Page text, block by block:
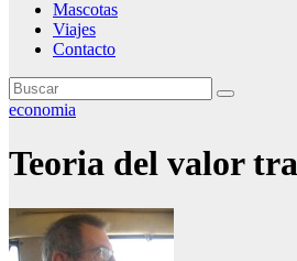
Mascotas
Viajes
Contacto
economia
Teoria del valor